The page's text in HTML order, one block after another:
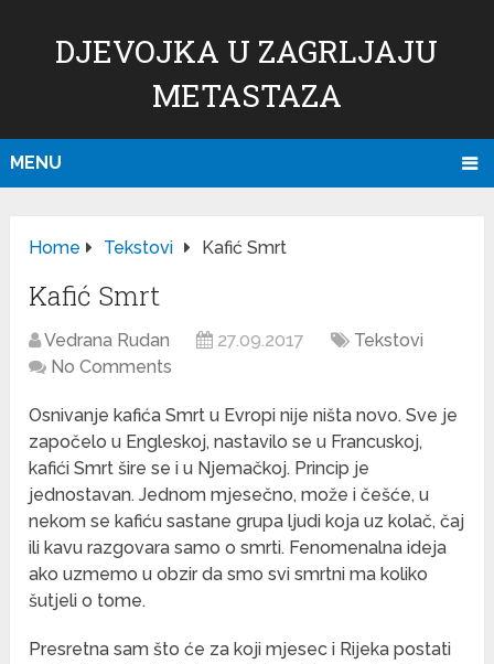
DJEVOJKA U ZAGRLJAJU
METASTAZA
MENU
Home Tekstovi Kafić Smrt
Kafić Smrt
Vedrana Rudan 27.09.2017
Tekstovi
No Comments
Osnivanje kafića Smrt u Evropi nije ništa novo. Sve je
započelo u Engleskoj, nastavilo se u Francuskoj,
kafići Smrt šire se i u Njemačkoj. Princip je
jednostavan. Jednom mjesečno, može i češće, u
nekom se kafiću sastane grupa ljudi koja uz kolač, čaj
ili kavu razgovara samo o smrti. Fenomenalna ideja
ako uzmemo u obzir da smo svi smrtni ma koliko
šutjeli o tome.
Presretna sam što će za koji mjesec i Rijeka postati